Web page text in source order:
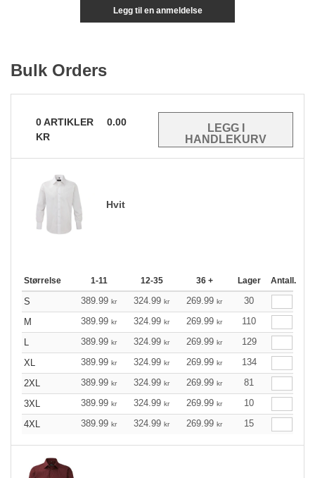
Legg til en anmeldelse
Bulk Orders
0ARTIKLER
0.00
KR
Hvit
Størrelse 1-11 12-35 36 + Lager Antall.
S 389.99 kr 324.99 kr 269.99 kr
30
M
389.99 kr 324.99 kr 269.99 kr
110
L
389.99 kr 324.99 kr 269.99 kr
129
XL
389.99 kr 324.99 kr 269.99 kr
134
2XL
389.99 kr 324.99 kr 269.99 kr
81
3XL
389.99 kr 324.99 kr 269.99 kr
10
4XL
389.99 kr 324.99 kr 269.99 kr 15